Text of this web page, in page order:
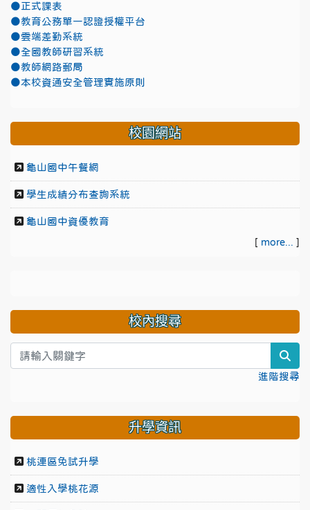
●正式課表
●教育公務單一認證授權平台
●雲端差勤系統
●全國教師研習系統
●教師網路郵局
●本校資通安全管理實施原則
校園網站
龜山國中午餐網
學生成績分布查詢系統
龜山國中資優教育
[ more... ]
校內搜尋
進階搜尋
升學資訊
桃連區免試升學
適性入學桃花源